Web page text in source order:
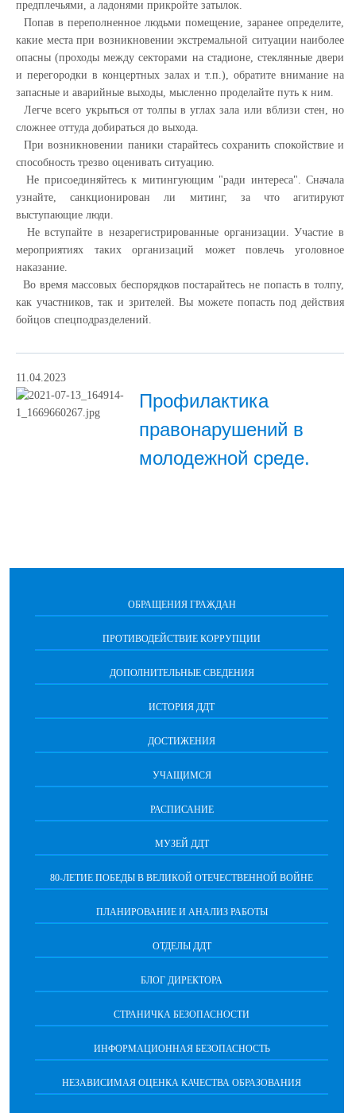
предплечьями, а ладонями прикройте затылок.
Попав в переполненное людьми помещение, заранее определите,
какие места при возникновении экстремальной ситуации наиболее
опасны (проходы между секторами на стадионе, стеклянные двери
и перегородки в концертных залах и т.п.), обратите внимание на
запасные и аварийные выходы, мысленно проделайте путь к ним.
Легче всего укрыться от толпы в углах зала или вблизи стен, но
сложнее оттуда добираться до выхода.
При возникновении паники старайтесь сохранить спокойствие и
способность трезво оценивать ситуацию.
Не присоединяйтесь к митингующим "ради интереса". Сначала
узнайте, санкционирован ли митинг, за что агитируют
выступающие люди.
Не вступайте в незарегистрированные организации. Участие в
мероприятиях таких организаций может повлечь уголовное
наказание.
Во время массовых беспорядков постарайтесь не попасть в толпу,
как участников, так и зрителей. Вы можете попасть под действия
бойцов спецподразделений.
11.04.2023
Профилактика
правонарушений в
молодежной среде.
ОБРАЩЕНИЯ ГРАЖДАН
ПРОТИВОДЕЙСТВИЕ КОРРУПЦИИ
ДОПОЛНИТЕЛЬНЫЕ СВЕДЕНИЯ
ИСТОРИЯ ДДТ
ДОСТИЖЕНИЯ
УЧАЩИМСЯ
РАСПИСАНИЕ
МУЗЕЙ ДДТ
80-ЛЕТИЕ ПОБЕДЫ В ВЕЛИКОЙ ОТЕЧЕСТВЕННОЙ ВОЙНЕ
ПЛАНИРОВАНИЕ И АНАЛИЗ РАБОТЫ
ОТДЕЛЫ ДДТ
БЛОГ ДИРЕКТОРА
СТРАНИЧКА БЕЗОПАСНОСТИ
ИНФОРМАЦИОННАЯ БЕЗОПАСНОСТЬ
НЕЗАВИСИМАЯ ОЦЕНКА КАЧЕСТВА ОБРАЗОВАНИЯ